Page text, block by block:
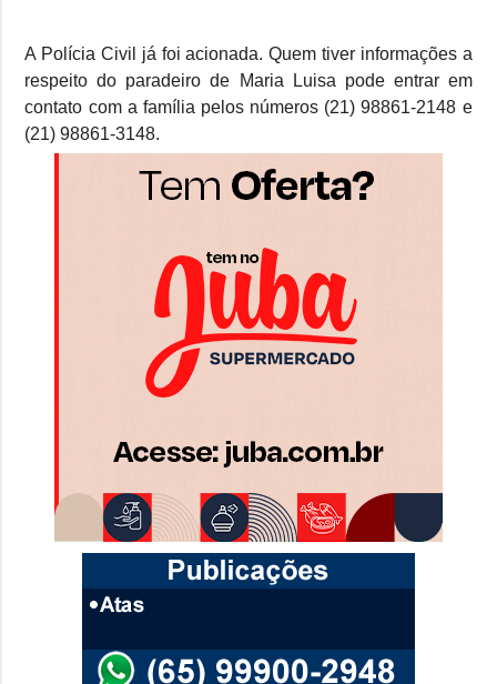
A Polícia Civil já foi acionada. Quem tiver informações a
respeito do paradeiro de Maria Luisa pode entrar em
contato com a família pelos números (21) 98861-2148 e
(21) 98861-3148.